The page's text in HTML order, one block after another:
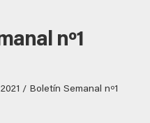
nº1
Boletín Semanal nº1